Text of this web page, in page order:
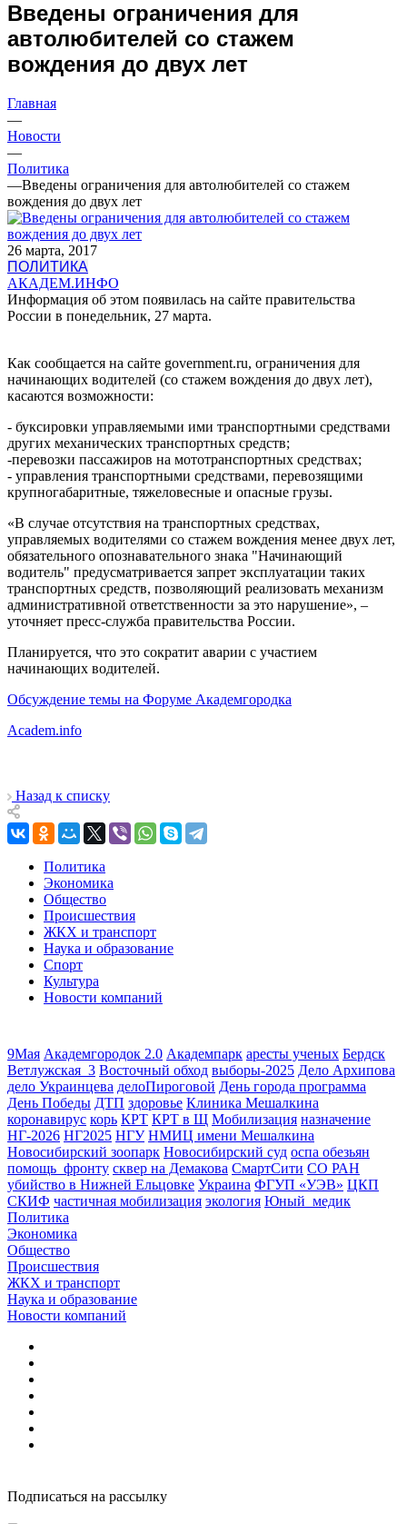
Введены ограничения для
автолюбителей со стажем
вождения до двух лет
Главная
—
Новости
—
Политика
—Введены ограничения для автолюбителей со стажем
вождения до двух лет
26 марта, 2017
ПОЛИТИКА
АКАДЕМ.ИНФО
Информация об этом появилась на сайте правительства
России в понедельник, 27 марта.
Как сообщается на сайте government.ru, ограничения для
начинающих водителей (со стажем вождения до двух лет),
касаются возможности:
- буксировки управляемыми ими транспортными средствами
других механических транспортных средств;
-перевозки пассажиров на мототранспортных средствах;
- управления транспортными средствами, перевозящими
крупногабаритные, тяжеловесные и опасные грузы.
«В случае отсутствия на транспортных средствах,
управляемых водителями со стажем вождения менее двух лет,
обязательного опознавательного знака "Начинающий
водитель" предусматривается запрет эксплуатации таких
транспортных средств, позволяющий реализовать механизм
административной ответственности за это нарушение», –
уточняет пресс-служба правительства России.
Планируется, что это сократит аварии с участием
начинающих водителей.
Обсуждение темы на Форуме Академгородка
Academ.info
Назад к списку
Политика
Экономика
Общество
Происшествия
ЖКХ и транспорт
Наука и образование
Спорт
Культура
Новости компаний
9Мая Академгородок 2.0 Академпарк аресты ученых Бердск
Ветлужская_3 Восточный обход выборы-2025 Дело Архипова
дело Украинцева делоПироговой День города программа
День Победы ДТП здоровье Клиника Мешалкина
коронавирус корь КРТ КРТ в Щ Мобилизация назначение
НГ-2026 НГ2025 НГУ НМИЦ имени Мешалкина
Новосибирский зоопарк Новосибирский суд оспа обезьян
помощь_фронту сквер на Демакова СмартСити СО РАН
убийство в Нижней Ельцовке Украина ФГУП «УЭВ» ЦКП
СКИФ частичная мобилизация экология Юный_медик
Политика
Экономика
Общество
Происшествия
ЖКХ и транспорт
Наука и образование
Новости компаний
Подписаться на рассылку